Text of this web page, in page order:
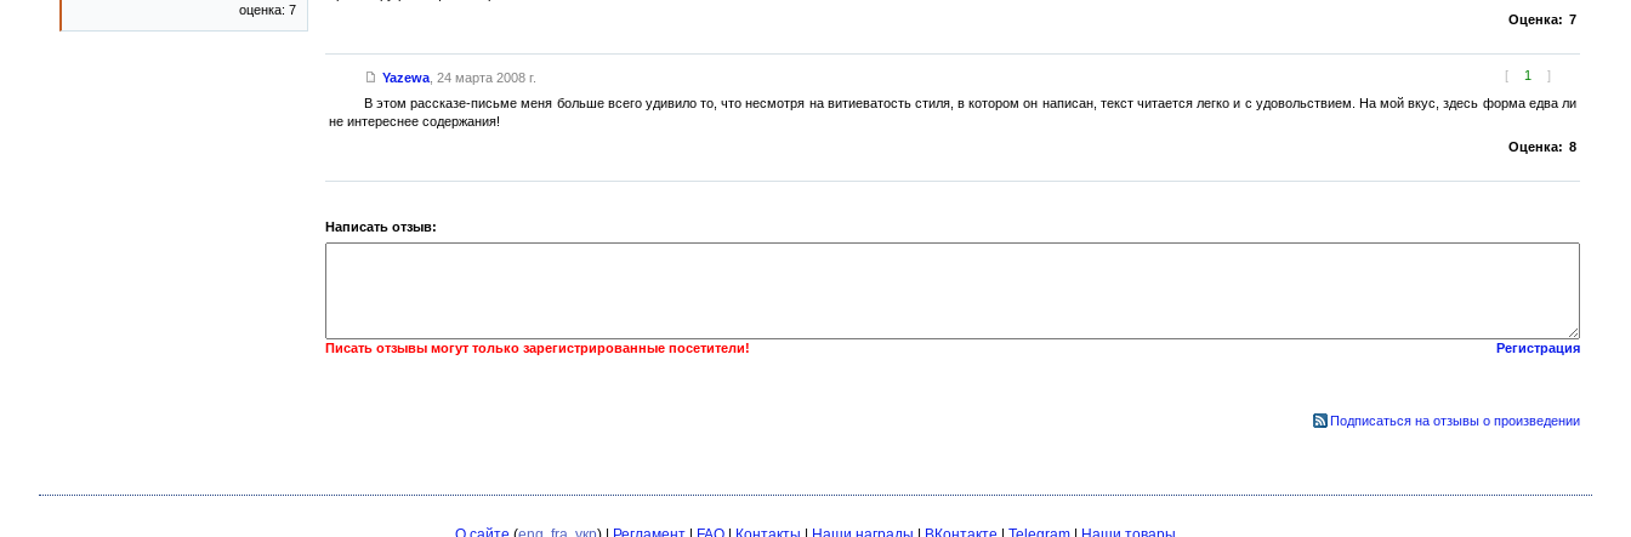
Оценка: 7
[ 1 ]
Yazewa, 24 марта 2008 г.
В этом рассказе-письме меня больше всего удивило то, что несмотря на витиеватость стиля, в котором он написан, текст читается легко и с удовольствием. На мой вкус, здесь форма едва ли
не интереснее содержания!
Оценка: 8
Написать отзыв:
Писать отзывы могут только зарегистрированные посетители! Регистрация
Подписаться на отзывы о произведении
оценка: 7